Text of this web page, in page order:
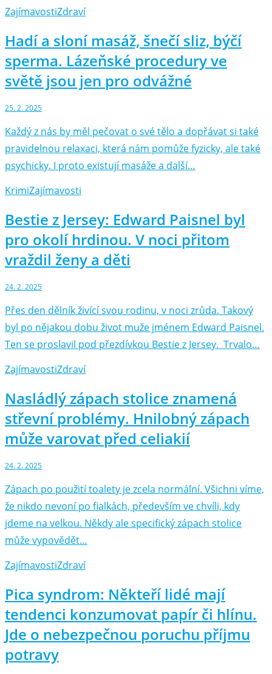
ZajímavostiZdraví
Hadí a sloní masáž, šnečí sliz, býčí
sperma. Lázeňské procedury ve
světě jsou jen pro odvážné
25. 2. 2025
Každý z nás by měl pečovat o své tělo a dopřávat si také
pravidelnou relaxaci, která nám pomůže fyzicky, ale také
psychicky. I proto existují masáže a další…
KrimiZajímavosti
Bestie z Jersey: Edward Paisnel byl
pro okolí hrdinou. V noci přitom
vraždil ženy a děti
24. 2. 2025
Přes den dělník živící svou rodinu, v noci zrůda. Takový
byl po nějakou dobu život muže jménem Edward Paisnel.
Ten se proslavil pod přezdívkou Bestie z Jersey. Trvalo…
ZajímavostiZdraví
Nasládlý zápach stolice znamená
střevní problémy. Hnilobný zápach
může varovat před celiakií
24. 2. 2025
Zápach po použití toalety je zcela normální. Všichni víme,
že nikdo nevoní po fialkách, především ve chvíli, kdy
jdeme na velkou. Někdy ale specifický zápach stolice
může vypovědět…
ZajímavostiZdraví
Pica syndrom: Někteří lidé mají
tendenci konzumovat papír či hlínu.
Jde o nebezpečnou poruchu příjmu
potravy